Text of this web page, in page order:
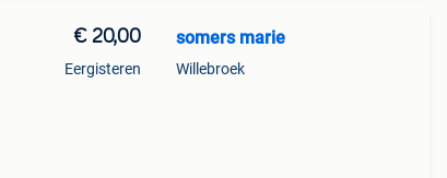
€ 20,00
Eergisteren
somers marie
Willebroek